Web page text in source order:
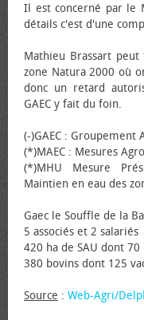
Il est concerné par le
détails c'est d'une
Mathieu Brassart
zone Natura 2000 où
donc un retard
GAEC y fait du foin.
(-)GAEC : Groupement
(*)MAEC : Mesures
(*)MHU Mesure
Maintien en eau des
Gaec le Souffle de la
5 associés et 2 salariés
420 ha de SAU dont
380 bovins dont 125
Source : Web-Agri/